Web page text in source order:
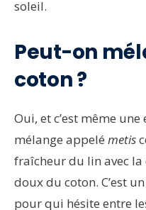
soleil.
Peut-on
coton ?
Oui, et c’est même
mélange appelé metis
fraîcheur du lin avec
doux du coton. C’est
pour qui hésite entre